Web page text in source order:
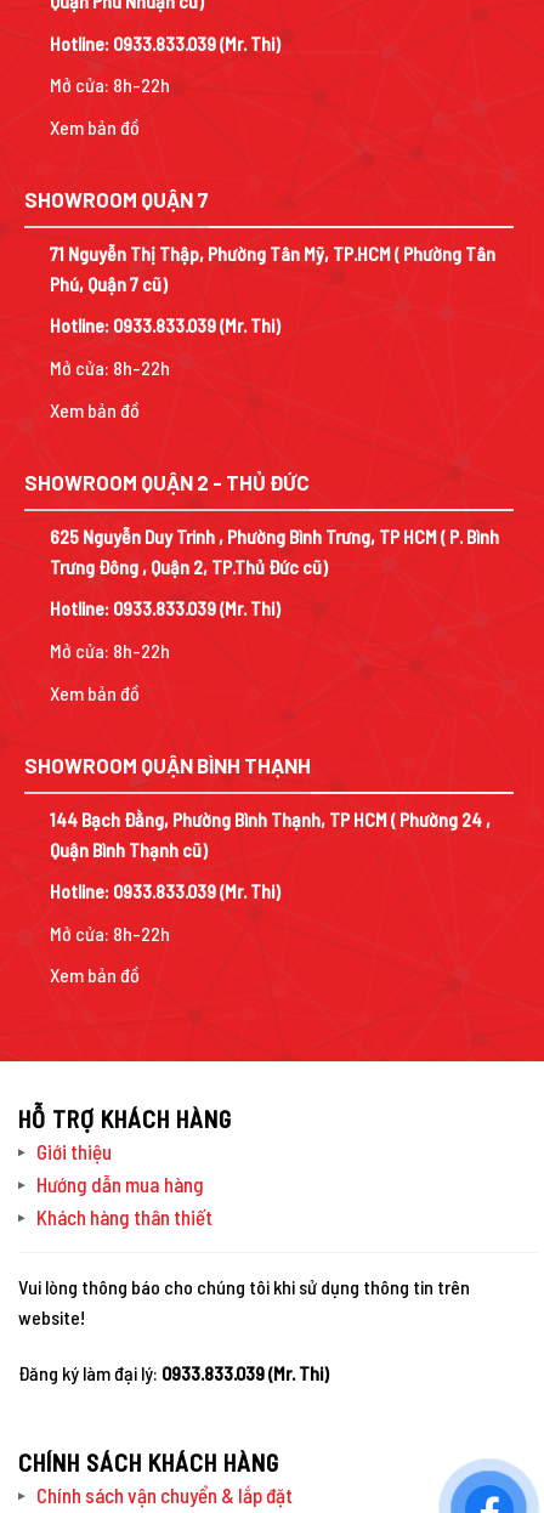
Hotline: 0933.833.039(Mr. Thi)
Mở cửa: 8h-22h
Xem bản đồ
SHOWROOM QUẬN 7
71 Nguyễn Thị Thập, Phường Tân Mỹ, TP.HCM ( Phường Tân
Phú, Quận 7 cũ)
Hotline: 0933.833.039(Mr. Thi)
Mở cửa: 8h-22h
Xem bản đồ
SHOWROOM QUẬN 2 - THỦ ĐỨC
625 Nguyễn Duy Trinh , Phường Bình Trưng, TP HCM ( P. Bình
Trưng Đông , Quận 2, TP.Thủ Đức cũ)
Hotline: 0933.833.039(Mr. Thi)
Mở cửa: 8h-22h
Xem bản đồ
SHOWROOM QUẬN BÌNH THẠNH
144 Bạch Đằng, Phường Bình Thạnh, TP HCM ( Phường 24 ,
Quận Bình Thạnh cũ)
Hotline: 0933.833.039(Mr. Thi)
Mở cửa: 8h-22h
Xem bản đồ
HỖ TRỢ KHÁCH HÀNG
Giới thiệu
Hướng dẫn mua hàng
Khách hàng thân thiết
Vui lòng thông báo cho chúng tôi khi sử dụng thông tin trên
website!
Đăng ký làm đại lý: 0933.833.039 (Mr. Thi)
CHÍNH SÁCH KHÁCH HÀNG
Chính sách vận chuyển & lắp đặt